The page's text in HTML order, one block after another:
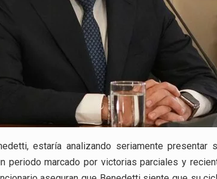
EN
MEDIO
TENSIONES
POLÍTICAS
estaría analizando seriamente presentar
periodo marcado por victorias parciales y